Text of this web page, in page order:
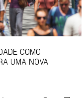
COMO
UMA NOVA